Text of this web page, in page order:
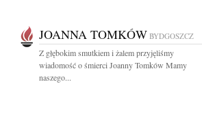
JOANNA TOMKÓW BYDGOSZCZ
Z głębokim smutkiem i żalem przyjęliśmy
wiadomość o śmierci Joanny Tomków Mamy
naszego...